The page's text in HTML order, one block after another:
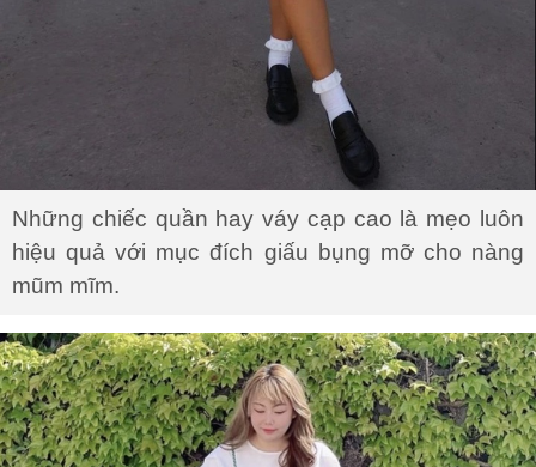
Những chiếc quần hay váy cạp cao là mẹo luôn
hiệu quả với mục đích giấu bụng mỡ cho nàng
mũm mĩm.